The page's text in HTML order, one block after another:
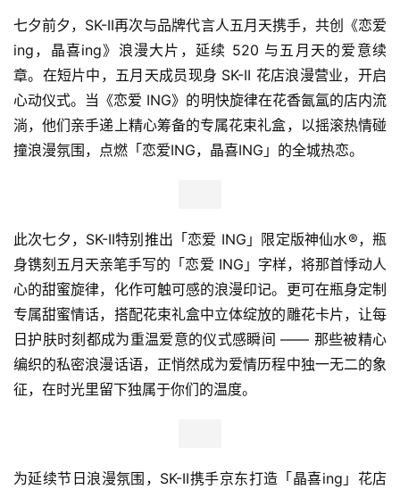
七夕前夕，SK-II再次与品牌代言人五月天携手，共创《恋爱
ing，晶喜ing》浪漫大片，延续 520 与五月天的爱意续
章。在短片中，五月天成员现身 SK-II 花店浪漫营业，开启
心动仪式。当《恋爱 ING》的明快旋律在花香氤氲的店内流
淌，他们亲手递上精心筹备的专属花束礼盒，以摇滚热情碰
撞浪漫氛围，点燃「恋爱ING，晶喜ING」的全城热恋。
此次七夕，SK-II特别推出「恋爱 ING」限定版神仙水®，瓶
身镌刻五月天亲笔手写的「恋爱 ING」字样，将那首悸动人
心的甜蜜旋律，化作可触可感的浪漫印记。更可在瓶身定制
专属甜蜜情话，搭配花束礼盒中立体绽放的雕花卡片，让每
日护肤时刻都成为重温爱意的仪式感瞬间 —— 那些被精心
编织的私密浪漫话语，正悄然成为爱情历程中独一无二的象
征，在时光里留下独属于你们的温度。
为延续节日浪漫氛围，SK-II携手京东打造「晶喜ing」花店